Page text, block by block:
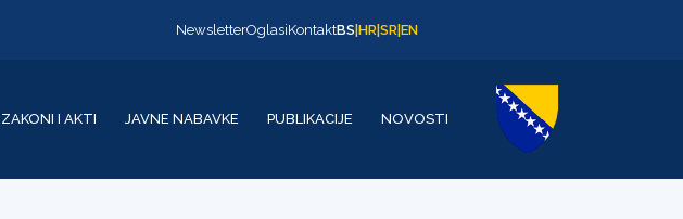
NewsletterOglasiKontaktBS HR SR EN
ZAKONI I AKTI JAVNE NABAVKE PUBLIKACIJE NOVOSTI